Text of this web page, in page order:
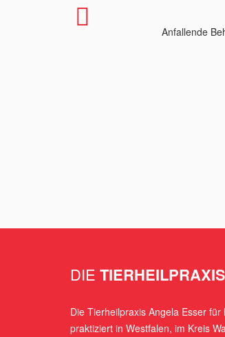
Anfallende
DIE TIERHEILPRAXIS
Die Tierheilpraxis Angela Esser
praktiziert in Westfalen, im Kreis